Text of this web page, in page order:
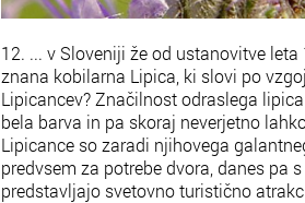
12. ... v Sloveniji že od ustanovitve
znana kobilarna Lipica, ki slovi po
Lipicancev? Značilnost odraslega
bela barva in pa skoraj neverjetno
Lipicance so zaradi njihovega
predvsem za potrebe dvora, danes pa
predstavljajo svetovno turistično